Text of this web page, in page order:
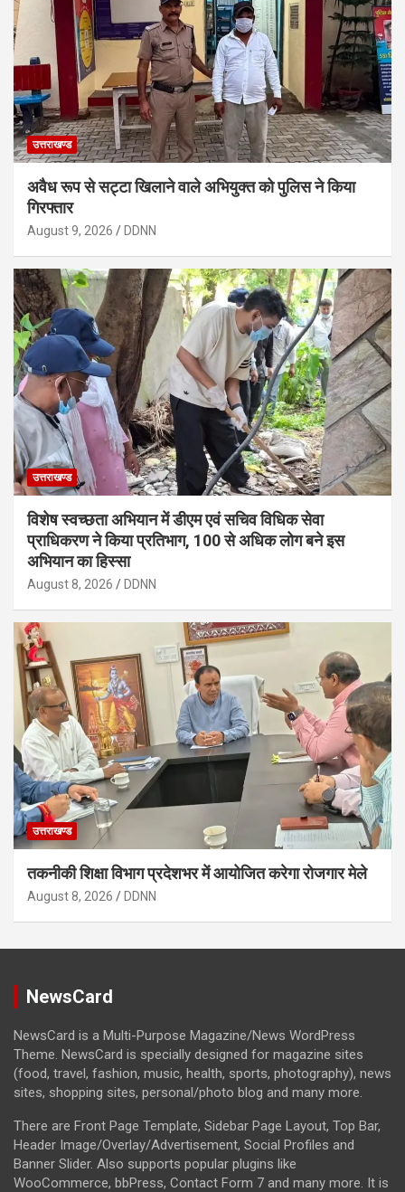
उत्तराखण्ड
अवैध रूप से सट्टा खिलाने वाले अभियुक्त को पुलिस ने किया
गिरफ्तार
August 9, 2026 DDNN
उत्तराखण्ड
विशेष स्वच्छता अभियान में डीएम एवं सचिव विधिक सेवा
प्राधिकरण ने किया प्रतिभाग, 100 से अधिक लोग बने इस
अभियान का हिस्सा
August 8, 2026 DDNN
उत्तराखण्ड
तकनीकी शिक्षा विभाग प्रदेशभर में आयोजित करेगा रोजगार मेले
August 8, 2026 DDNN
NewsCard
NewsCard is a Multi-Purpose Magazine/News WordPress
Theme. NewsCard is specially designed for magazine sites
(food, travel, fashion, music, health, sports, photography), news
sites, shopping sites, personal/photo blog and many more.
There are Front Page Template, Sidebar Page Layout, Top Bar,
Header Image/Overlay/Advertisement, Social Profiles and
Banner Slider. Also supports popular plugins like
WooCommerce, bbPress, Contact Form 7 and many more. It is